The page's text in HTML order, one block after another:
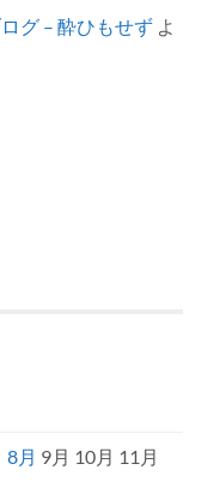
グ – 酔ひもせず よ
8月 9月 10月 11月